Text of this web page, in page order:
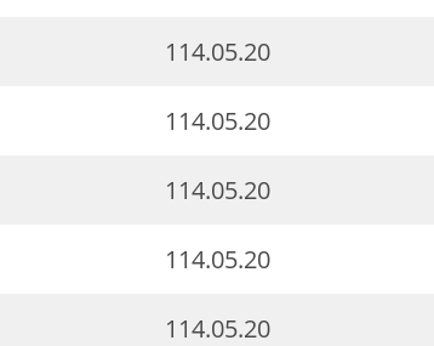
114.05.20
114.05.20
114.05.20
114.05.20
114.05.20